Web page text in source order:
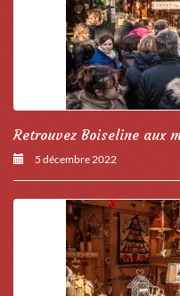
Retrouvez Boiseline aux
5 décembre 2022